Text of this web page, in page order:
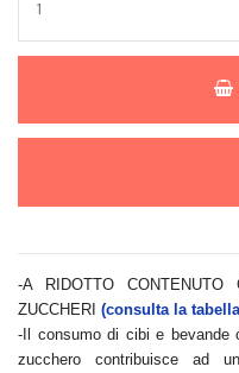
-A RIDOTTO
ZUCCHERI (consulta la
-Il consumo di cibi e bevande
zucchero contribuisce ad